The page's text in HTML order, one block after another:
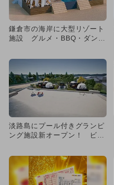
鎌倉市の海岸に大型リゾート
施設 グルメ・BBQ・ダンス
淡路島にプール付きグランピ
ング施設新オープン！ ビー